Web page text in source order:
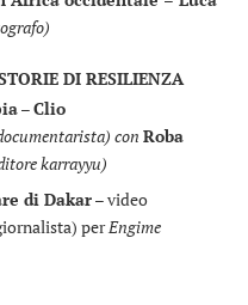
DI RESILIENZA
–Clio
con Roba
karrayyu)
di Dakar– video
perEngime